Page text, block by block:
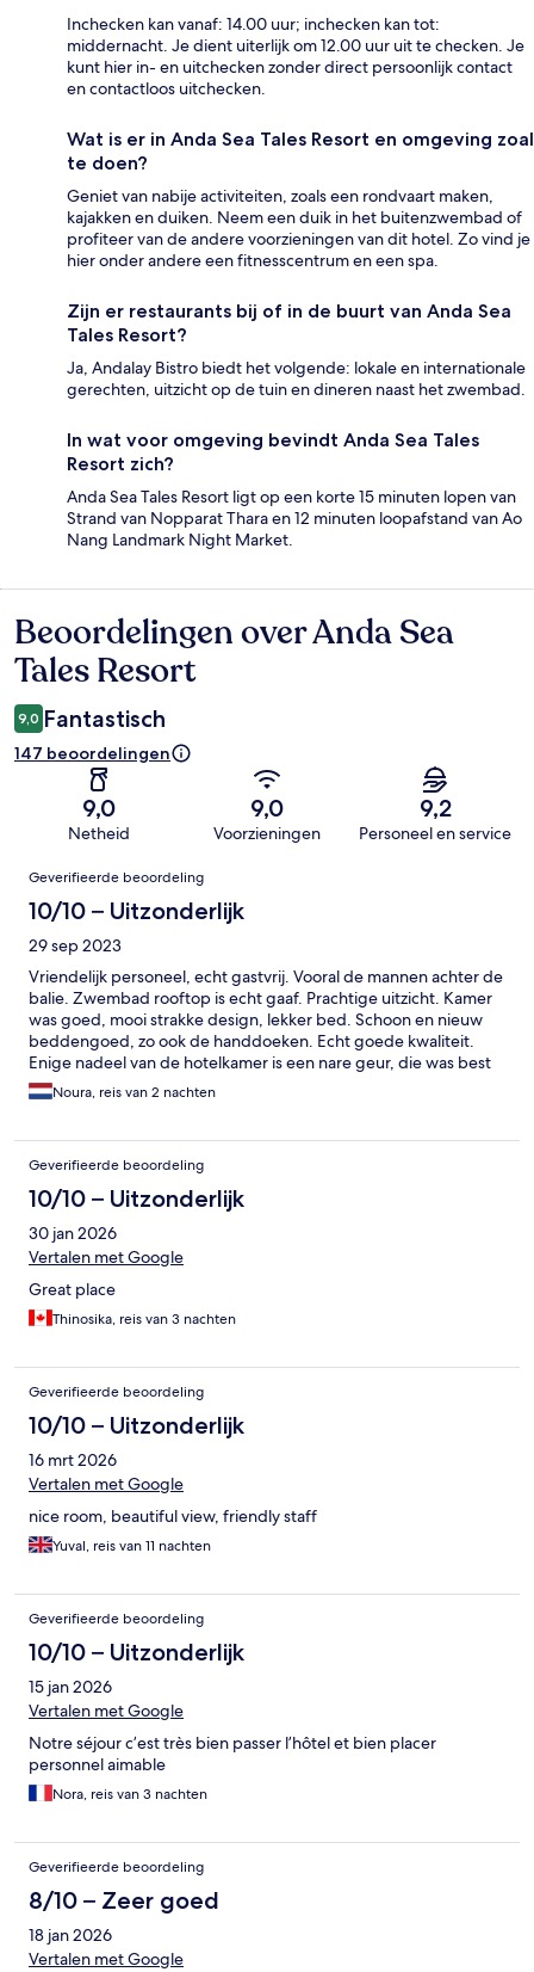
Inchecken kan vanaf: 14.00 uur; inchecken kan tot:
middernacht. Je dient uiterlijk om 12.00 uur uit te checken. Je
kunt hier in- en uitchecken zonder direct persoonlijk contact
en contactloos uitchecken.
Wat is er in Anda Sea Tales Resort en omgeving zoal
te doen?
Geniet van nabije activiteiten, zoals een rondvaart maken,
kajakken en duiken. Neem een duik in het buitenzwembad of
profiteer van de andere voorzieningen van dit hotel. Zo vind je
hier onder andere een fitnesscentrum en een spa.
Zijn er restaurants bij of in de buurt van Anda Sea
Tales Resort?
Ja, Andalay Bistro biedt het volgende: lokale en internationale
gerechten, uitzicht op de tuin en dineren naast het zwembad.
In wat voor omgeving bevindt Anda Sea Tales
Resort zich?
Anda Sea Tales Resort ligt op een korte 15 minuten lopen van
Strand van Nopparat Thara en 12 minuten loopafstand van Ao
Nang Landmark Night Market.
Beoordelingen
Beoordelingen over Anda Sea
Tales Resort
9,0 Fantastisch
147 beoordelingen
9,0
Netheid
9,0
Voorzieningen
9,2
Personeel en service
Beoordelingen
Geverifieerde beoordeling
10/10 – Uitzonderlijk
29 sep 2023
Vriendelijk personeel, echt gastvrij. Vooral de mannen achter de
balie. Zwembad rooftop is echt gaaf. Prachtige uitzicht. Kamer
was goed, mooi strakke design, lekker bed. Schoon en nieuw
beddengoed, zo ook de handdoeken. Echt goede kwaliteit.
Enige nadeel van de hotelkamer is een nare geur, die was best
heftig sterk. Had het aangegeven, kamer schoongemaakt, was
minder maar niet perse weg. Had ook een Thaise oil massage
Noura, reis van 2 nachten
Geverifieerde beoordeling
10/10 – Uitzonderlijk
30 jan 2026
Vertalen met Google
Great place
Thinosika, reis van 3 nachten
Geverifieerde beoordeling
10/10 – Uitzonderlijk
16 mrt 2026
Vertalen met Google
nice room, beautiful view, friendly staff
Yuval, reis van 11 nachten
Geverifieerde beoordeling
10/10 – Uitzonderlijk
15 jan 2026
Vertalen met Google
Notre séjour c’est très bien passer l’hôtel et bien placer
personnel aimable
Nora, reis van 3 nachten
Geverifieerde beoordeling
8/10 – Zeer goed
18 jan 2026
Vertalen met Google